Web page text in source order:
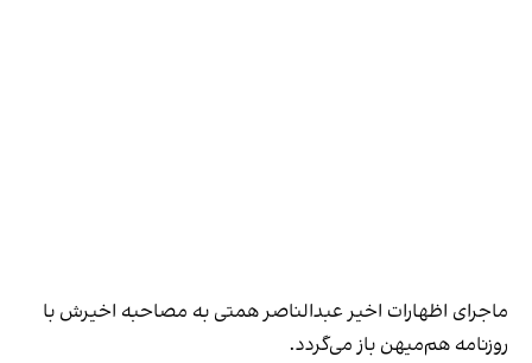
ماجرای اظهارات اخیر عبدالناصر همتی به مصاحبه اخیرش با
روزنامه هم‌میهن باز می‌گردد.